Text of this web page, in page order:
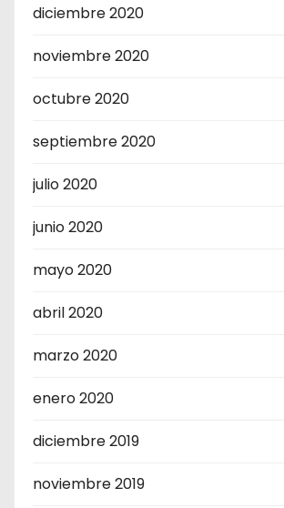
diciembre 2020
noviembre 2020
octubre 2020
septiembre 2020
julio 2020
junio 2020
mayo 2020
abril 2020
marzo 2020
enero 2020
diciembre 2019
noviembre 2019